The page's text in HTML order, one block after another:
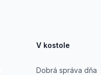
V kostole
Dobrá správa dňa